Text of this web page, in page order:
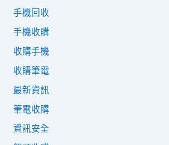
手機回收
手機收購
收購手機
收購筆電
最新資訊
筆電收購
資訊安全